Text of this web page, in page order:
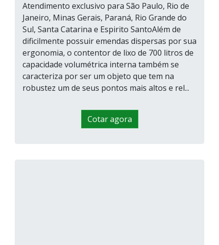
Atendimento exclusivo para São Paulo, Rio de
Janeiro, Minas Gerais, Paraná, Rio Grande do
Sul, Santa Catarina e Espirito SantoAlém de
dificilmente possuir emendas dispersas por sua
ergonomia, o contentor de lixo de 700 litros de
capacidade volumétrica interna também se
caracteriza por ser um objeto que tem na
robustez um de seus pontos mais altos e rel...
Cotar agora